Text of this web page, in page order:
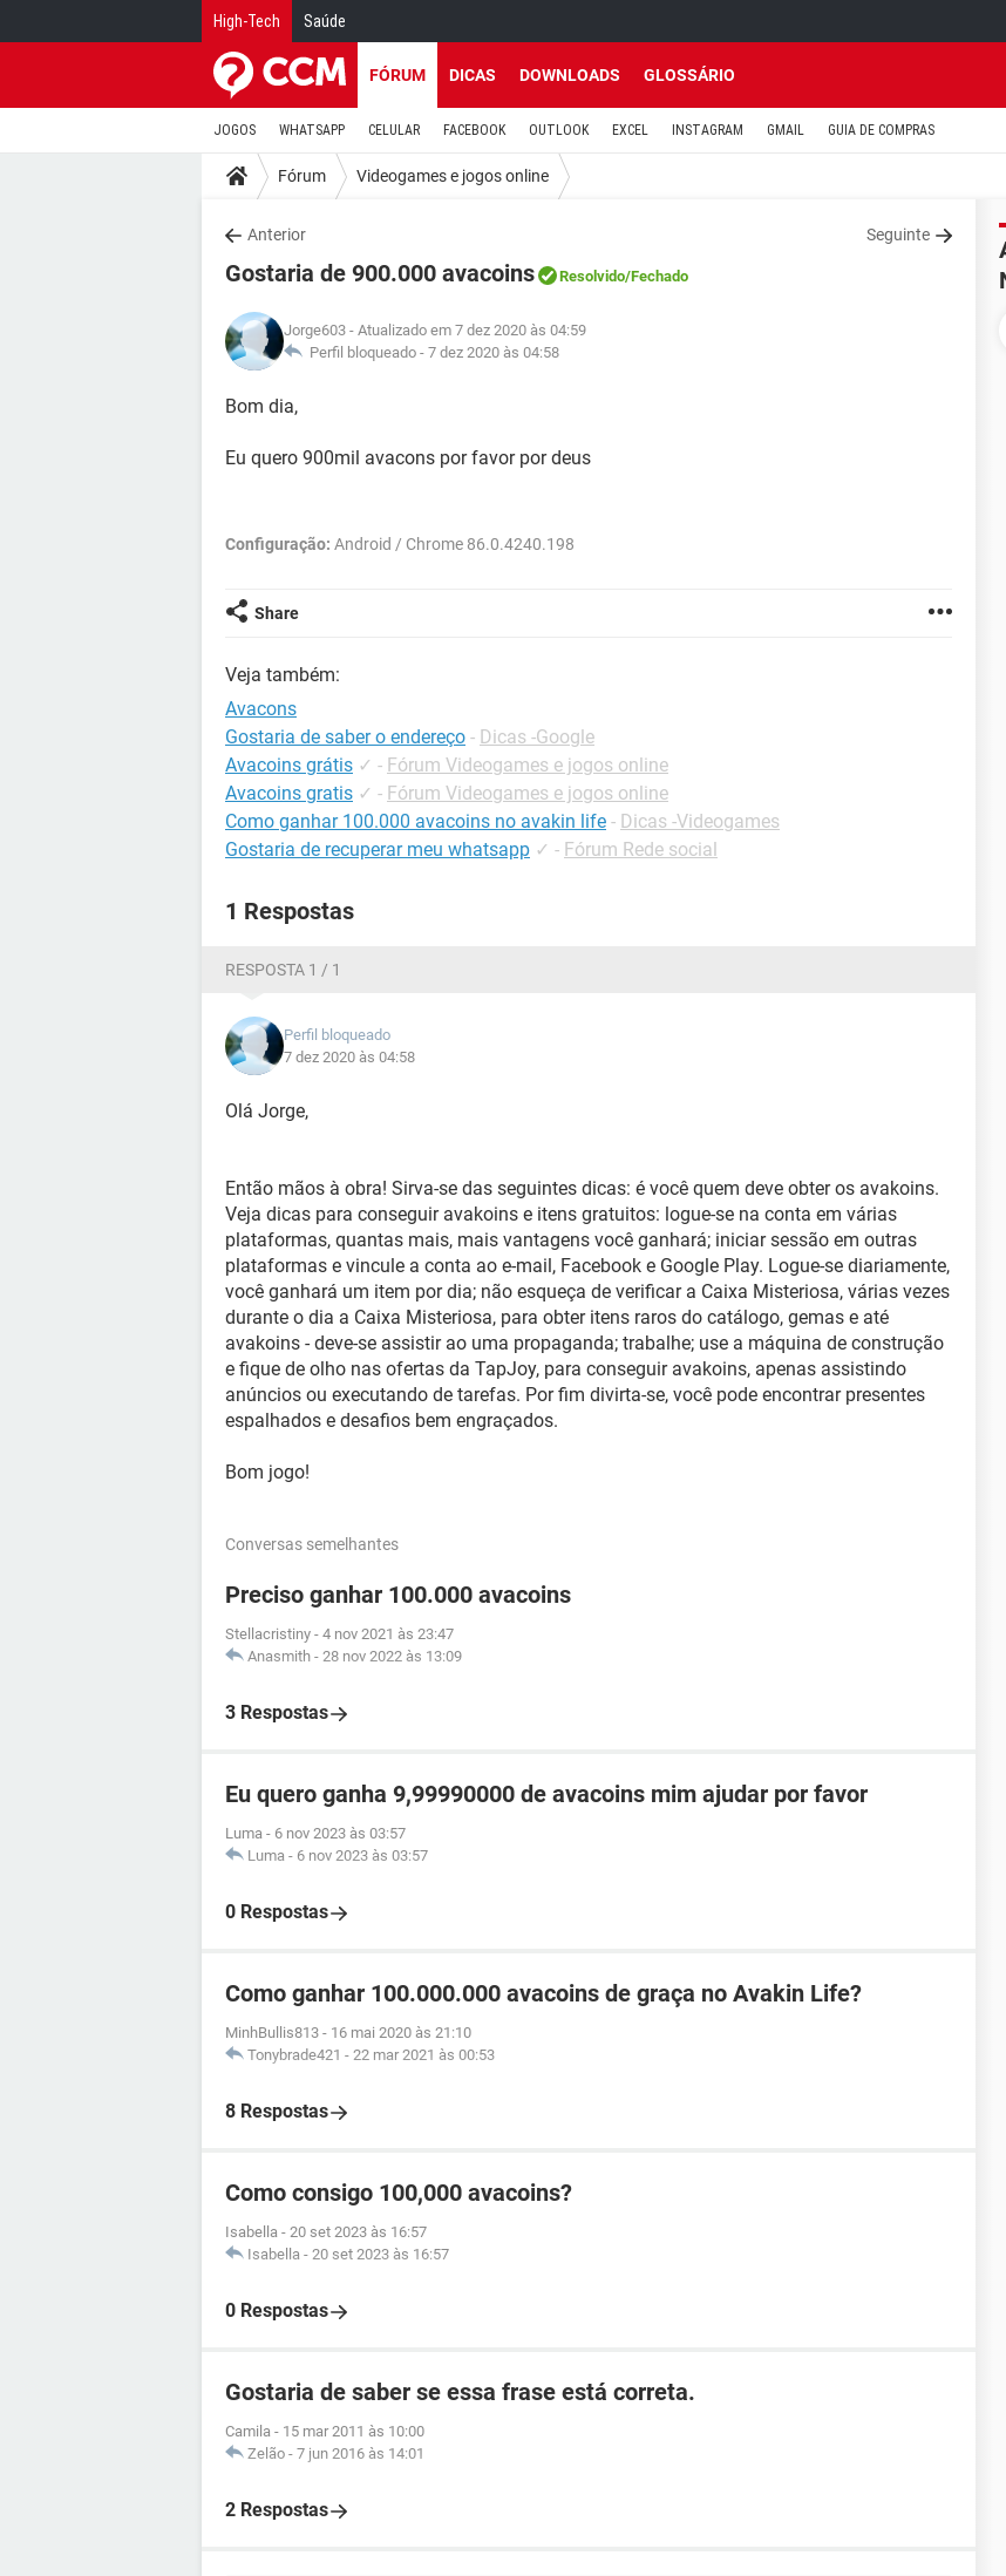
High-Tech Saúde
FÓRUM DICAS DOWNLOADS GLOSSÁRIO
JOGOS WHATSAPP CELULAR FACEBOOK OUTLOOK EXCEL INSTAGRAM GMAIL GUIA DE COMPRAS
Fórum Videogames e jogos online
Anterior Seguinte
Gostaria de 900.000 avacoins Resolvido/Fechado
Jorge603 - Atualizado em 7 dez 2020 às 04:59
Perfil bloqueado - 7 dez 2020 às 04:58
Bom dia,
Eu quero 900mil avacons por favor por deus
Configuração: Android / Chrome 86.0.4240.198
Share
Veja também:
Avacons
Gostaria de saber o endereço - Dicas -Google
Avacoins grátis ✓ - Fórum Videogames e jogos online
Avacoins gratis ✓ - Fórum Videogames e jogos online
Como ganhar 100.000 avacoins no avakin life - Dicas -Videogames
Gostaria de recuperar meu whatsapp ✓ - Fórum Rede social
1 Respostas
RESPOSTA 1 / 1
Perfil bloqueado
7 dez 2020 às 04:58
Olá Jorge,
Então mãos à obra! Sirva-se das seguintes dicas: é você quem deve obter os avakoins.
Veja dicas para conseguir avakoins e itens gratuitos: logue-se na conta em várias
plataformas, quantas mais, mais vantagens você ganhará; iniciar sessão em outras
plataformas e vincule a conta ao e-mail, Facebook e Google Play. Logue-se diariamente,
você ganhará um item por dia; não esqueça de verificar a Caixa Misteriosa, várias vezes
durante o dia a Caixa Misteriosa, para obter itens raros do catálogo, gemas e até
avakoins - deve-se assistir ao uma propaganda; trabalhe; use a máquina de construção
e fique de olho nas ofertas da TapJoy, para conseguir avakoins, apenas assistindo
anúncios ou executando de tarefas. Por fim divirta-se, você pode encontrar presentes
espalhados e desafios bem engraçados.
Bom jogo!
Conversas semelhantes
Preciso ganhar 100.000 avacoins
Stellacristiny - 4 nov 2021 às 23:47
Anasmith - 28 nov 2022 às 13:09
3 Respostas
Eu quero ganha 9,99990000 de avacoins mim ajudar por favor
Luma - 6 nov 2023 às 03:57
Luma - 6 nov 2023 às 03:57
0 Respostas
Como ganhar 100.000.000 avacoins de graça no Avakin Life?
MinhBullis813 - 16 mai 2020 às 21:10
Tonybrade421 - 22 mar 2021 às 00:53
8 Respostas
Como consigo 100,000 avacoins?
Isabella - 20 set 2023 às 16:57
Isabella - 20 set 2023 às 16:57
0 Respostas
Gostaria de saber se essa frase está correta.
Camila - 15 mar 2011 às 10:00
Zelão - 7 jun 2016 às 14:01
2 Respostas